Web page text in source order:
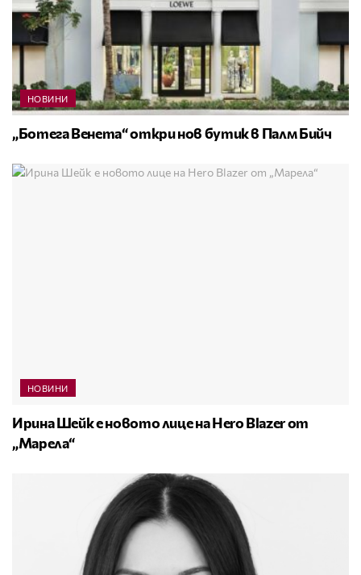
НОВИНИ
„Ботега Венета“ откри нов бутик в Палм Бийч
НОВИНИ
Ирина Шейк е новото лице на Hero Blazer от
„Марела“